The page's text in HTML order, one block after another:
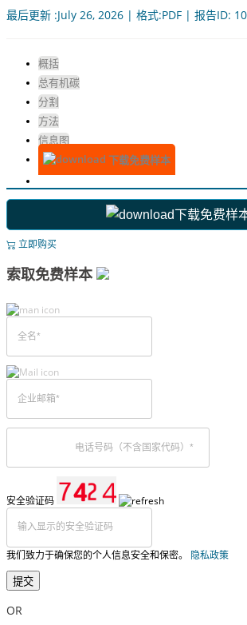
最后更新 :July 26, 2026 | 格式:PDF | 报告ID:
概括
总有机碳
分割
方法
信息图
下载免费样本
下载免费样
立即购买
索取免费样本
安全验证码
我们致力于确保您的个人信息安全和保密。 隐私政策
提交
OR